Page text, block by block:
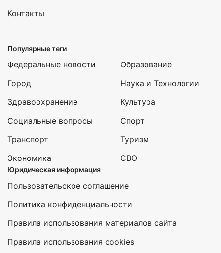
Контакты
Популярные теги
Федеральные новости
Город
Здравоохранение
Социальные вопросы
Транспорт
Экономика
Образование
Наука и Технологии
Культура
Спорт
Туризм
СВО
Юридическая информация
Пользовательское соглашение
Политика конфиденциальности
Правила использования материалов сайта
Правила использования cookies